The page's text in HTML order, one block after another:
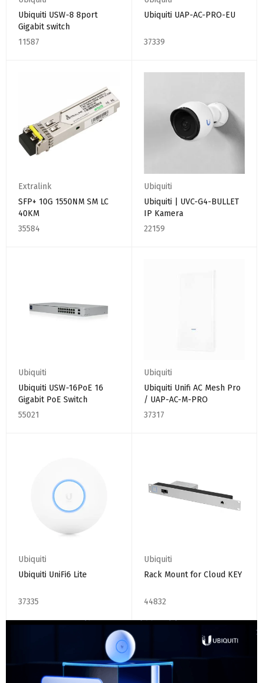
Ubiquiti USW-8 8port
Gigabit switch
11587
Ubiquiti UAP-AC-PRO-EU
37339
Extralink
SFP+ 10G 1550NM SM LC
40KM
35584
Ubiquiti
Ubiquiti | UVC-G4-BULLET
IP Kamera
22159
Ubiquiti
Ubiquiti USW-16PoE 16
Gigabit PoE Switch
55021
Ubiquiti
Ubiquiti Unifi AC Mesh Pro
/ UAP-AC-M-PRO
37317
Ubiquiti
Ubiquiti UniFi6 Lite
37335
Ubiquiti
Rack Mount for Cloud KEY
44832